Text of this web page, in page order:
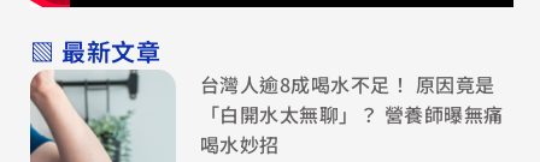
▧ 最新文章
台灣人逾8成喝水不足！ 原因竟是
「白開水太無聊」？ 營養師曝無痛
喝水妙招